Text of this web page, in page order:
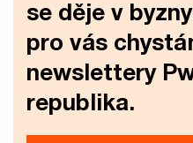
se děje v
pro vás
newslettery
republika.